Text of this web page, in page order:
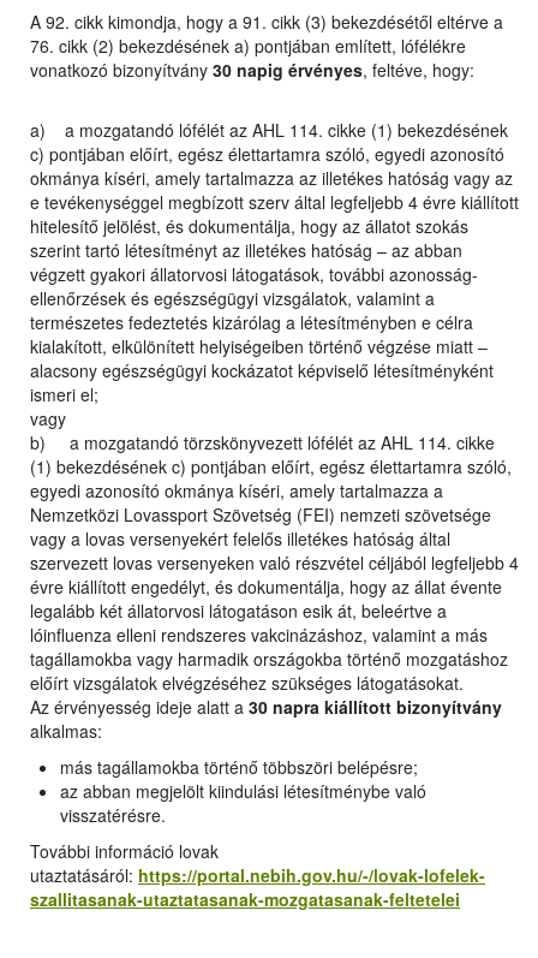
A 92. cikk kimondja, hogy a 91. cikk (3) bekezdésétől eltérve a
76. cikk (2) bekezdésének a) pontjában említett, lófélékre
vonatkozó bizonyítvány 30 napig érvényes, feltéve, hogy:
a) a mozgatandó lófélét az AHL 114. cikke (1) bekezdésének
c) pontjában előírt, egész élettartamra szóló, egyedi azonosító
okmánya kíséri, amely tartalmazza az illetékes hatóság vagy az
e tevékenységgel megbízott szerv által legfeljebb 4 évre kiállított
hitelesítő jelölést, és dokumentálja, hogy az állatot szokás
szerint tartó létesítményt az illetékes hatóság – az abban
végzett gyakori állatorvosi látogatások, további azonosság-
ellenőrzések és egészségügyi vizsgálatok, valamint a
természetes fedeztetés kizárólag a létesítményben e célra
kialakított, elkülönített helyiségeiben történő végzése miatt –
alacsony egészségügyi kockázatot képviselő létesítményként
ismeri el;
vagy
b) a mozgatandó törzskönyvezett lófélét az AHL 114. cikke
(1) bekezdésének c) pontjában előírt, egész élettartamra szóló,
egyedi azonosító okmánya kíséri, amely tartalmazza a
Nemzetközi Lovassport Szövetség (FEI) nemzeti szövetsége
vagy a lovas versenyekért felelős illetékes hatóság által
szervezett lovas versenyeken való részvétel céljából legfeljebb 4
évre kiállított engedélyt, és dokumentálja, hogy az állat évente
legalább két állatorvosi látogatáson esik át, beleértve a
lóinfluenza elleni rendszeres vakcinázáshoz, valamint a más
tagállamokba vagy harmadik országokba történő mozgatáshoz
előírt vizsgálatok elvégzéséhez szükséges látogatásokat.
Az érvényesség ideje alatt a 30 napra kiállított bizonyítvány
alkalmas:
más tagállamokba történő többszöri belépésre;
az abban megjelölt kiindulási létesítménybe való
visszatérésre.
További információ lovak
utaztatásáról: https://portal.nebih.gov.hu/-/lovak-lofelek-
szallitasanak-utaztatasanak-mozgatasanak-feltetelei